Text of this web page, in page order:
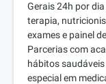
Gerais 24h por
terapia,
exames e painel
Parcerias com
hábitos
especial em